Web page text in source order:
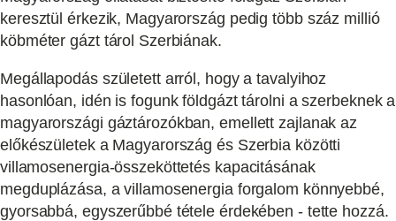
keresztül érkezik, Magyarország pedig több száz millió
köbméter gázt tárol Szerbiának.
Megállapodás született arról, hogy a tavalyihoz
hasonlóan, idén is fogunk földgázt tárolni a szerbeknek a
magyarországi gáztározókban, emellett zajlanak az
előkészületek a Magyarország és Szerbia közötti
villamosenergia-összeköttetés kapacitásának
megduplázása, a villamosenergia forgalom könnyebbé,
gyorsabbá, egyszerűbbé tétele érdekében - tette hozzá.